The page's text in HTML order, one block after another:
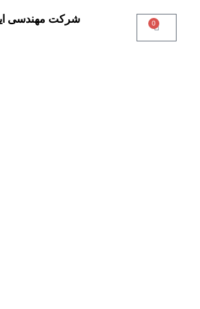
0 شرکت مهندسی